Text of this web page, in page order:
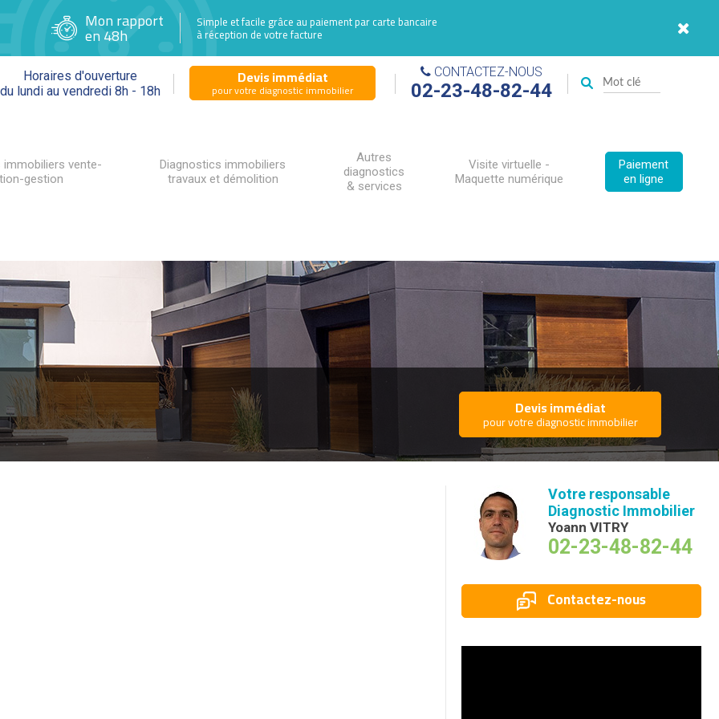
Mon rapport
en 48h
Simple et facile grâce au paiement par carte bancaire
à réception de votre facture
Horaires d'ouverture
du lundi au vendredi 8h - 18h
Devis immédiat
pour votre diagnostic immobilier
CONTACTEZ-NOUS
02-23-48-82-44
immobiliers vente-
gestion
Diagnostics immobiliers
travaux et démolition
Autres
diagnostics
& services
Visite virtuelle -
Maquette numérique
Paiement
en ligne
Devis immédiat
pour votre diagnostic immobilier
Votre responsable
Diagnostic Immobilier
Yoann VITRY
02-23-48-82-44
Contactez-nous